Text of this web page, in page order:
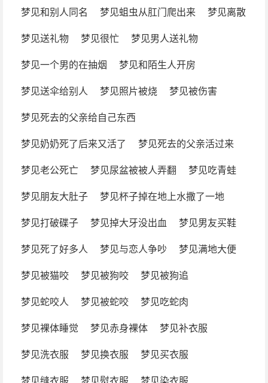
梦见和别人同名
梦见蛆虫从肛门爬出来
梦见离散
梦见送礼物
梦见很忙
梦见男人送礼物
梦见一个男的在抽烟
梦见和陌生人开房
梦见送伞给别人
梦见照片被烧
梦见被伤害
梦见死去的父亲给自己东西
梦见奶奶死了后来又活了
梦见死去的父亲活过来
梦见老公死亡
梦见尿盆被被人弄翻
梦见吃青蛙
梦见朋友大肚子
梦见杯子掉在地上水撒了一地
梦见打破碟子
梦见掉大牙没出血
梦见男友买鞋
梦见死了好多人
梦见与恋人争吵
梦见满地大便
梦见被猫咬
梦见被狗咬
梦见被狗追
梦见蛇咬人
梦见被蛇咬
梦见吃蛇肉
梦见裸体睡觉
梦见赤身裸体
梦见补衣服
梦见洗衣服
梦见换衣服
梦见买衣服
梦见缝衣服
梦见熨衣服 梦见染衣服